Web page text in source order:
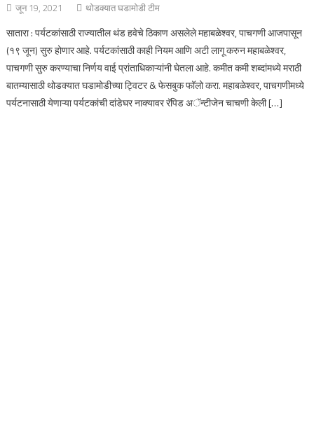
जून 19, 2021 थोडक्यात घडामोडी टीम
सातारा : पर्यटकांसाठी राज्यातील थंड हवेचे ठिकाण असलेले महाबळेश्वर, पाचगणी आजपासून
(१९ जून) सुरु होणार आहे. पर्यटकांसाठी काही नियम आणि अटी लागू करुन महाबळेश्वर,
पाचगणी सुरु करण्याचा निर्णय वाई प्रांताधिकाऱ्यांनी घेतला आहे. कमीत कमी शब्दांमध्ये मराठी
बातम्यासाठी थोडक्यात घडामोडीच्या ट्विटर & फेसबुक फॉलो करा. महाबळेश्वर, पाचगणीमध्ये
पर्यटनासाठी येणाऱ्या पर्यटकांची दांडेघर नाक्यावर रॅपिड अॅन्टीजेन चाचणी केली […]